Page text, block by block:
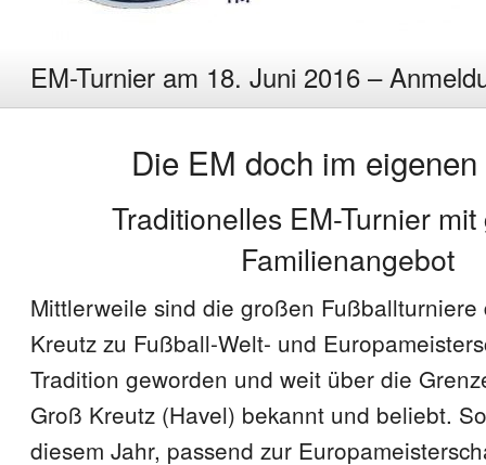
EM-Turnier am 18. Juni 2016 –
Die EM doch im
Traditionelles EM-Turnier
Familienangebot
Mittlerweile sind die großen Fußballturniere
Kreutz zu Fußball-Welt- und
Tradition geworden und weit über die
Groß Kreutz (Havel) bekannt und beliebt.
diesem Jahr, passend zur